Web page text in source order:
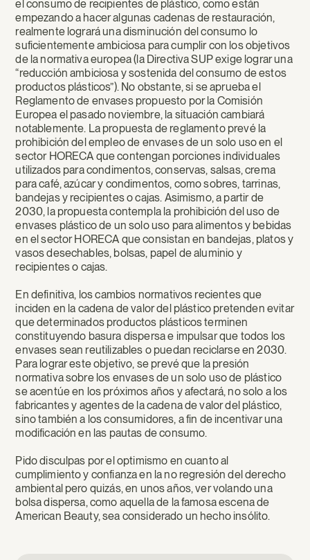
el consumo de recipientes de plástico, como están
empezando a hacer algunas cadenas de restauración,
realmente logrará una disminución del consumo lo
suficientemente ambiciosa para cumplir con los objetivos
de la normativa europea (la Directiva SUP exige lograr una
“reducción ambiciosa y sostenida del consumo de estos
productos plásticos”). No obstante, si se aprueba el
Reglamento de envases propuesto por la Comisión
Europea el pasado noviembre, la situación cambiará
notablemente. La propuesta de reglamento prevé la
prohibición del empleo de envases de un solo uso en el
sector HORECA que contengan porciones individuales
utilizados para condimentos, conservas, salsas, crema
para café, azúcar y condimentos, como sobres, tarrinas,
bandejas y recipientes o cajas. Asimismo, a partir de
2030, la propuesta contempla la prohibición del uso de
envases plástico de un solo uso para alimentos y bebidas
en el sector HORECA que consistan en bandejas, platos y
vasos desechables, bolsas, papel de aluminio y
recipientes o cajas.
En definitiva, los cambios normativos recientes que
inciden en la cadena de valor del plástico pretenden evitar
que determinados productos plásticos terminen
constituyendo basura dispersa e impulsar que todos los
envases sean reutilizables o puedan reciclarse en 2030.
Para lograr este objetivo, se prevé que la presión
normativa sobre los envases de un solo uso de plástico
se acentúe en los próximos años y afectará, no solo a los
fabricantes y agentes de la cadena de valor del plástico,
sino también a los consumidores, a fin de incentivar una
modificación en las pautas de consumo.
Pido disculpas por el optimismo en cuanto al
cumplimiento y confianza en la no regresión del derecho
ambiental pero quizás, en unos años, ver volando una
bolsa dispersa, como aquella de la famosa escena de
American Beauty, sea considerado un hecho insólito.